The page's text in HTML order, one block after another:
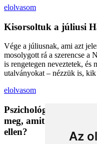
Az
elolvasom
Kisorsoltuk a júliusi
Vége a júliusnak, ami azt
mosolygott rá a szerencse a
is rengetegen neveztetek,
utalványokat – nézzük is,
elolvasom
Pszichológiai trükkök
meg, amit
ellen?